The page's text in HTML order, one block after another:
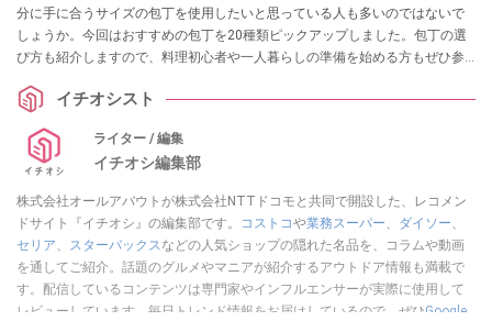
分に手に合うサイズの包丁を使用したいと思っている人も多いのではないで
しょうか。今回はおすすめの包丁を20種類ピックアップしました。包丁の選
び方も紹介しますので、料理初心者や一人暮らしの準備を始める方もぜひ参
イチオシスト
ライター / 編集
イチオシ編集部
株式会社オールアバウトが株式会社NTTドコモと共同で開設した、レコメン
ドサイト『イチオシ』の編集部です。
コストコや業務スーパー、 ダイソー、
セリア、 スターバックスなどの人気ショップの隠れた名品を、コラムや動画
を通してご紹介。話題のグルメやマニアが紹介するアウトドア情報も満載で
す。配信しているコンテンツは専門家やインフルエンサーが実際に使用して
レビューしています。毎日トレンド情報をお届けしているので、ぜひGoogle